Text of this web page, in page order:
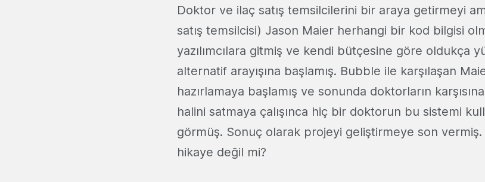
Doktor ve ilaç satış temsilcilerini bir araya getirmeyi
satış temsilcisi) Jason Maier herhangi bir kod bilgisi
yazılımcılara gitmiş ve kendi bütçesine göre oldukça
alternatif arayışına başlamış. Bubble ile karşılaşan
hazırlamaya başlamış ve sonunda doktorların
halini satmaya çalışınca hiç bir doktorun bu sistemi
görmüş. Sonuç olarak projeyi geliştirmeye son vermiş.
hikaye değil mi?